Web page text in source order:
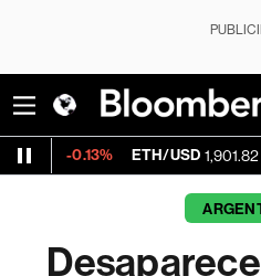
ETH/USD 1,901.82 -0.21%